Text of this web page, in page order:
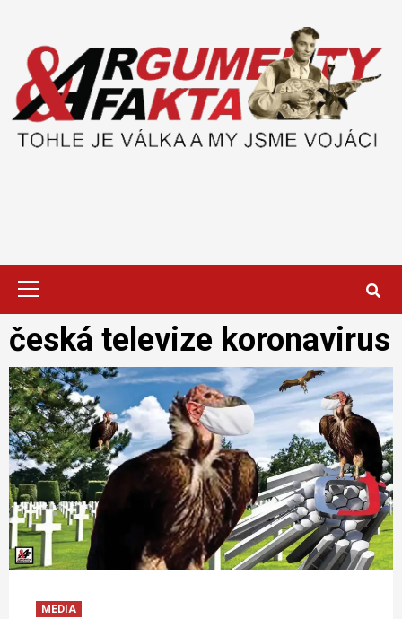
content
Primary
česká televize koronavirus
MEDIA